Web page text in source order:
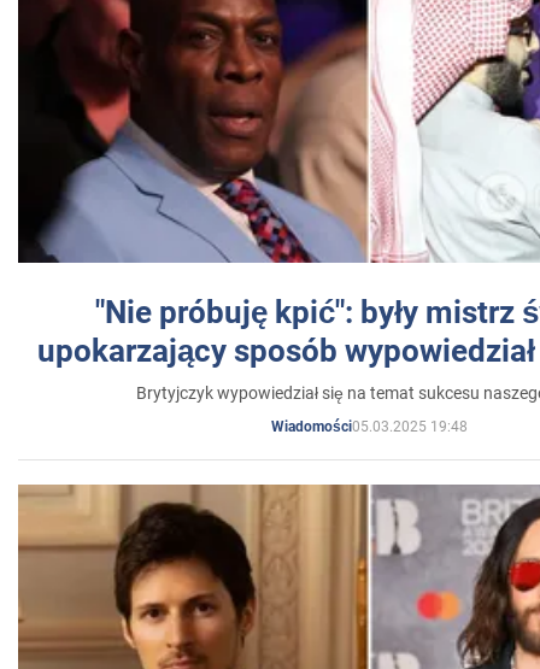
"Nie próbuję kpić": były mistrz
upokarzający sposób
Brytyjczyk wypowiedział się na temat sukcesu
Wiadomości05.03.2025 19:48